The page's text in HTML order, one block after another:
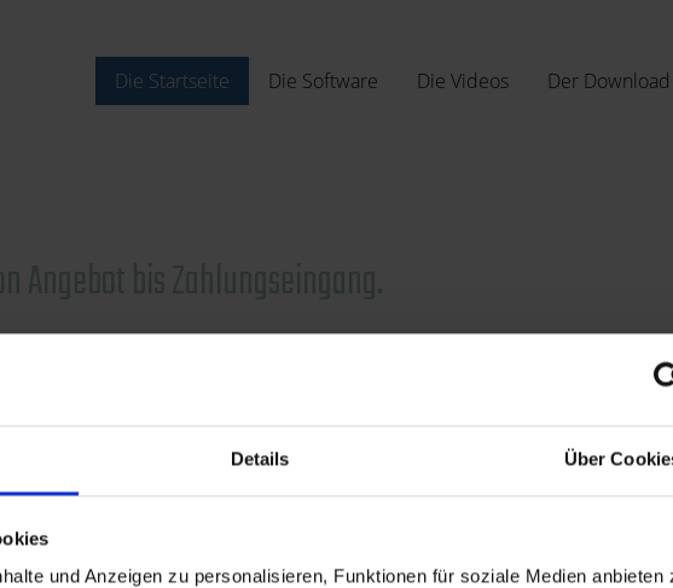
Details Über
und Anzeigen zu personalisieren, Funktionen für soziale Medien anbieten
Die Startseite Die Software Die Videos Der Download